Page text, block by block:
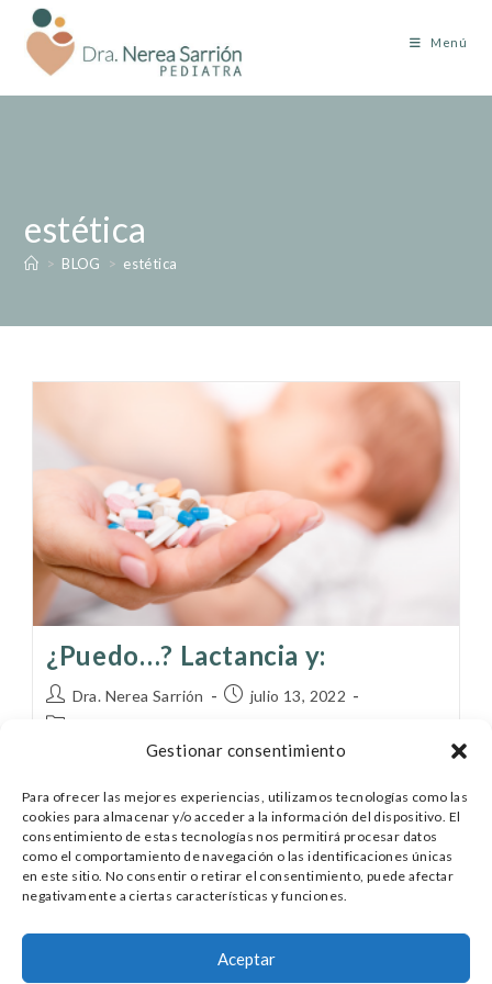
Gestionar consentimiento
Para ofrecer las mejores experiencias, utilizamos tecnologías como las
cookies para almacenar y/o acceder a la información del dispositivo. El
consentimiento de estas tecnologías nos permitirá procesar datos
como el comportamiento de navegación o las identificaciones únicas
en este sitio. No consentir o retirar el consentimiento, puede afectar
negativamente a ciertas características y funciones.
Aceptar
Menú
estética
> BLOG > estética
¿Puedo…? Lactancia y:
Dra. Nerea Sarrión
julio 13, 2022
la compatibilidad de determinados tratamientos
médicos y estéticos son muy habituales. En el post
de hoy os muestro el ejemplo de…